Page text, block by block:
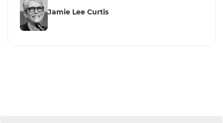
Jamie Lee Curtis